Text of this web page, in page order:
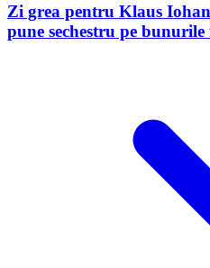
Zi grea pentru Klaus
pune sechestru pe